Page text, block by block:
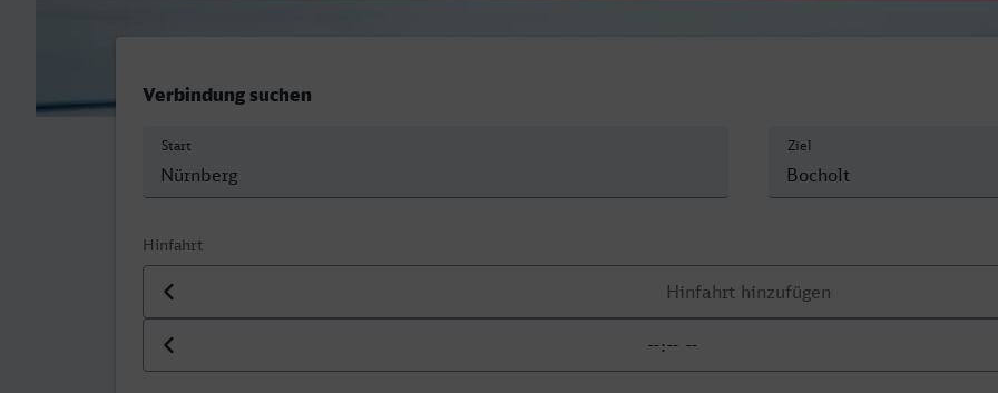
Verbindung suchen
Start Ziel
Hinfahrt
Datum der Hinfahrt
Uhrzeit der Hinfahrt